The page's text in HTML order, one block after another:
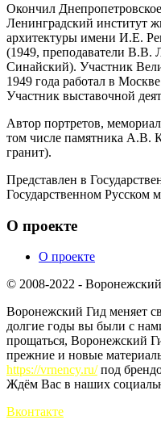
Окончил
Ленинградский институт
архитектуры имени И.Е.
(1949, преподаватели
Синайский). Участник
1949 года работал в
Участник выставочной
Автор портретов,
том числе памятника А.В.
гранит).
Представлен в
Государственном Русском
О проекте
О проекте
© 2008-2022 -
Воронежский Гид меняет
долгие годы вы были с
прощаться, Воронежский
прежние и новые
https://vrnency.ru/под
Ждём Вас в наших
Вконтакте